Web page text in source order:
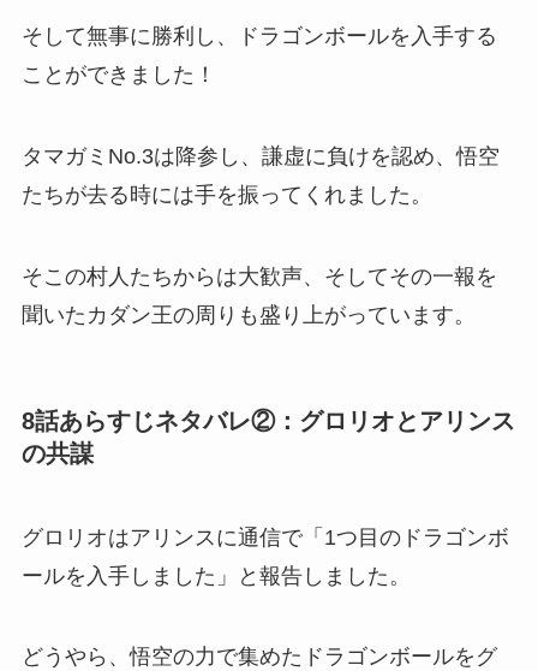
そして無事に勝利し、ドラゴンボールを入手する
ことができました！
タマガミNo.3は降参し、謙虚に負けを認め、悟空
たちが去る時には手を振ってくれました。
そこの村人たちからは大歓声、そしてその一報を
聞いたカダン王の周りも盛り上がっています。
8話あらすじネタバレ②：グロリオとアリンス
の共謀
グロリオはアリンスに通信で「1つ目のドラゴンボ
ールを入手しました」と報告しました。
どうやら、悟空の力で集めたドラゴンボールをグ